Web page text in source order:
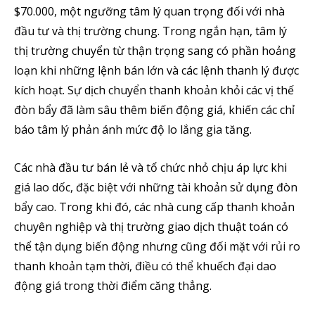
$70.000, một ngưỡng tâm lý quan trọng đối với nhà
đầu tư và thị trường chung. Trong ngắn hạn, tâm lý
thị trường chuyển từ thận trọng sang có phần hoảng
loạn khi những lệnh bán lớn và các lệnh thanh lý được
kích hoạt. Sự dịch chuyển thanh khoản khỏi các vị thế
đòn bẩy đã làm sâu thêm biến động giá, khiến các chỉ
báo tâm lý phản ánh mức độ lo lắng gia tăng.
Các nhà đầu tư bán lẻ và tổ chức nhỏ chịu áp lực khi
giá lao dốc, đặc biệt với những tài khoản sử dụng đòn
bẩy cao. Trong khi đó, các nhà cung cấp thanh khoản
chuyên nghiệp và thị trường giao dịch thuật toán có
thể tận dụng biến động nhưng cũng đối mặt với rủi ro
thanh khoản tạm thời, điều có thể khuếch đại dao
động giá trong thời điểm căng thẳng.